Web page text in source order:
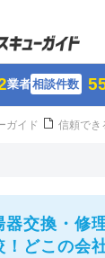
業者相談件数
ガイド 信頼でき
器交換・修
！どこの会